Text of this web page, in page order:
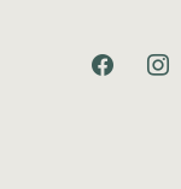
facebook